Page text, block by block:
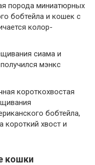
порода миниатюрных
бобтейла и кошек с
колор-
сиама и
мэнкс
короткохвостая
бобтейла,
короткий хвост и
кошки